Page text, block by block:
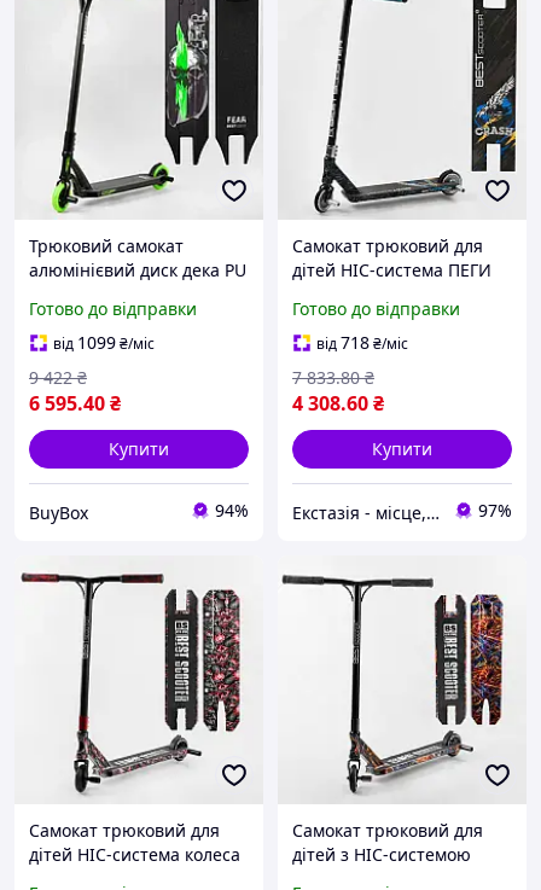
Трюковий самокат
алюмінієвий диск дека PU
см пеги SCS система для
вуличного катання
Готово до відправки
від 1099₴/міс
6 595.40₴
9 422 ₴
Купити
BuyBox 94%
Самокат трюковий для
дітей HIC-система ПЕГИ
алюмінієвий диск
ширина руля 57 см ext1
Готово до відправки
від718₴/міс
4 308.60₴
7 833.80 ₴
Купити
Екстазія - місце, де народжуються насолоди 97%
Самокат трюковий для
дітей HIC-система колеса
Самокат трюковий для
дітей з HIC-системою